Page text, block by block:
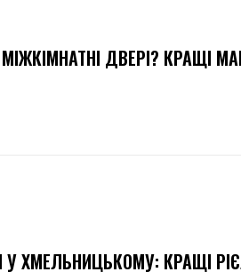
ДВЕРІ? КРАЩІ
У ХМЕЛЬНИЦЬКОМУ: КРАЩІ